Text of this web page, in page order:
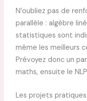
N’oubliez pas de
parallèle : algèbre
statistiques sont
même les meilleurs
Prévoyez donc un
maths, ensuite le
Les projets